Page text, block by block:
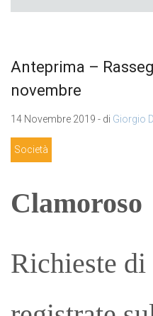
Anteprima –
novembre
14 Novembre 2019 - di Giorgio
Società
Clamoroso
Richieste di